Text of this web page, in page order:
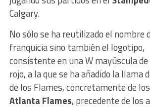
Calgary.
No sólo se ha reutilizado el nombre
franquicia sino también el logotipo,
consistente en una W mayúscula
rojo, a la que se ha añadido la llama
de los Flames, concretamente de
Atlanta Flames, precedente de los